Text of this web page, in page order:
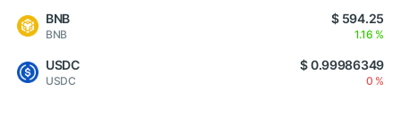
BNB
BNB
$ 594.25
1.16 %
USDC
USDC
$ 0.99986349
0 %